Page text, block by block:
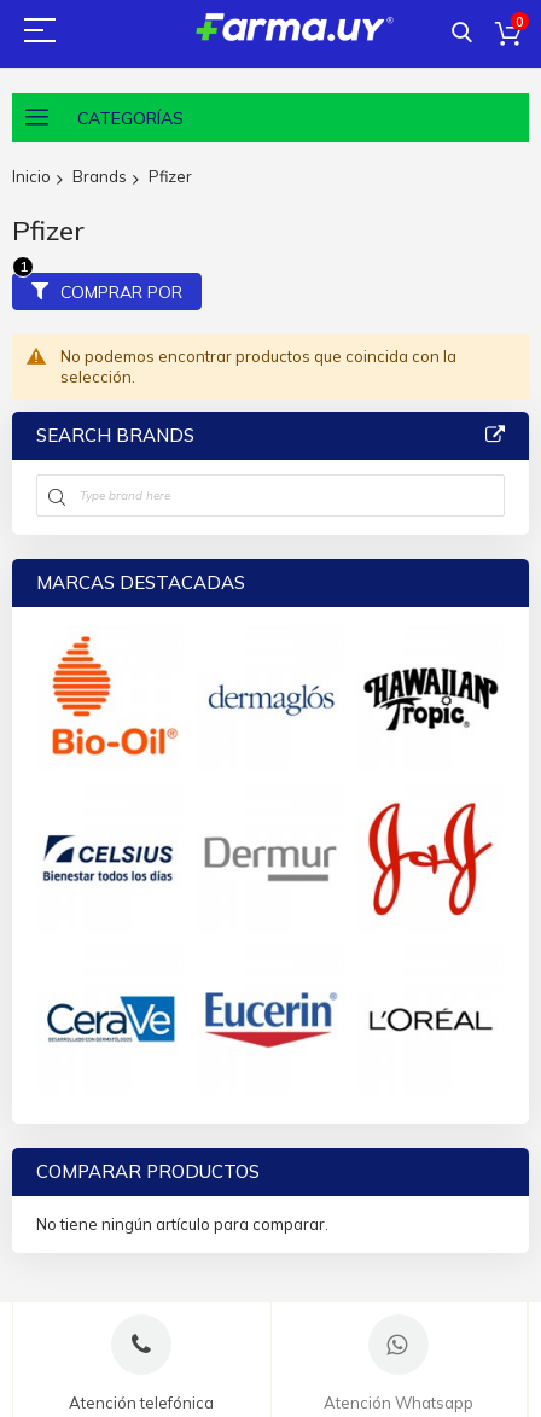
0
CATEGORÍAS
Inicio Brands Pfizer
Pfizer
No podemos encontrar productos que coincida con la
selección.
COMPRAR POR
SEARCH BRANDS
MARCAS DESTACADAS
COMPARAR PRODUCTOS
No tiene ningún artículo para comparar.
Atención telefónica
Atención Whatsapp